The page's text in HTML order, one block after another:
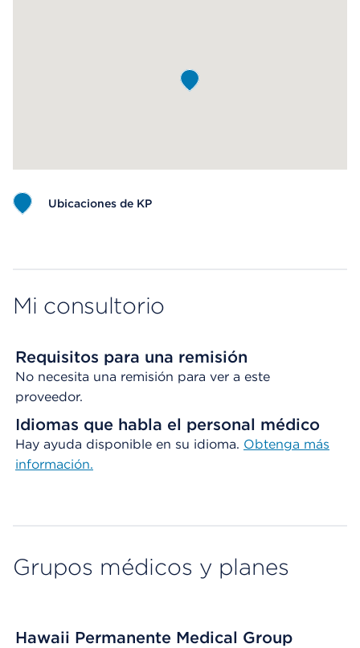
Ubicaciones de KP
Mi consultorio
Requisitos para una remisión
No necesita una remisión para ver a este
proveedor.
Idiomas que habla el personal médico
Hay ayuda disponible en su idioma. Obtenga más
información.
Grupos médicos y planes
Hawaii Permanente Medical Group